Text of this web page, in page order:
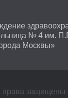
№ 4 им.
Москвы»
защищены